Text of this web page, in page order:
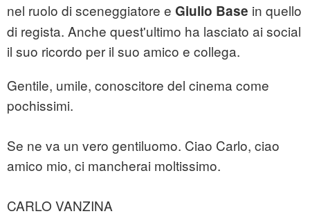
nel ruolo di sceneggiatore e Giulio Base in quello
di regista. Anche quest'ultimo ha lasciato ai social
il suo ricordo per il suo amico e collega.
Gentile, umile, conoscitore del cinema come
pochissimi.
Se ne va un vero gentiluomo. Ciao Carlo, ciao
amico mio, ci mancherai moltissimo.
CARLO VANZINA